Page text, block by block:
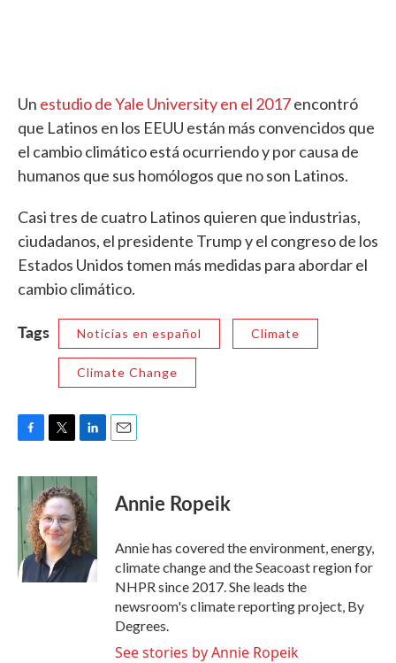
Un estudio de Yale University en el 2017encontró
que Latinos en los EEUU están más convencidos que
el cambio climático está ocurriendo y por causa de
humanos que sus homólogos que no son Latinos.
Casi tres de cuatro Latinos quieren que industrias,
ciudadanos, el presidente Trump y el congreso de los
Estados Unidos tomen más medidas para abordar el
cambio climático.
Tags Noticias en español Climate
Climate Change
c
e
b
o
k
i
t
t
e
r
n
k
e
d
I
n
Annie Ropeik
Annie has covered the environment, energy,
climate change and the Seacoast region for
NHPR since 2017. She leads the
newsroom's climate reporting project, By
Degrees.
See stories by Annie Ropeik